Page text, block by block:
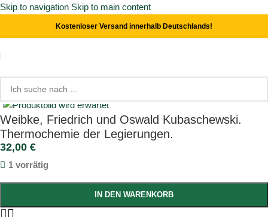
Skip to navigation Skip to main content
Kostenloser Versand innerhalb Deutschlands!
Start/ Technik
Click to enlarge
Weibke, Friedrich und Oswald Kubaschewski.
Thermochemie der Legierungen.
32,00 €
1 vorrätig
IN DEN WARENKORB